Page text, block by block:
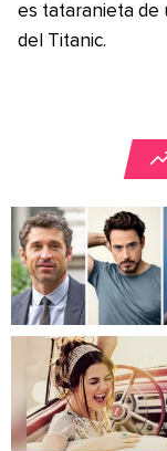
es tataranieta de
del Titanic.